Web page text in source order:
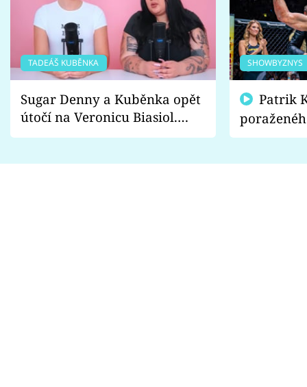
TADEÁŠ KUBĚNKA
Sugar Denny a Kuběnka opět
útočí na Veronicu Biasiol.
Proč je podle nich falešná a
SHOWBYZNYS
fanoušci